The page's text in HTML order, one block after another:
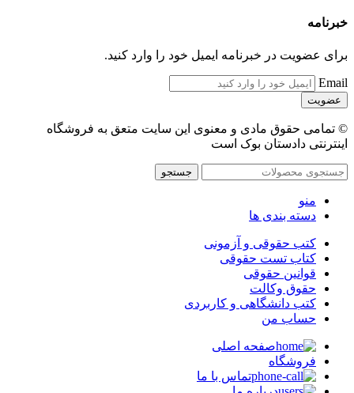
خبرنامه
برای عضویت در خبرنامه ایمیل خود را وارد کنید.
Email
© تمامی حقوق مادی و معنوی این سایت متعق به فروشگاه
اینترنتی دادستان بوک است
جستجو
منو
دسته بندی ها
کتب حقوقی و آزمونی
کتاب تست حقوقی
قوانین حقوقی
حقوق وکالت
کتب دانشگاهی و کاربردی
حساب من
صفحه اصلی
فروشگاه
تماس با ما